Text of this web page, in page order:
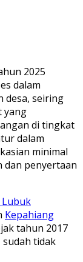
2025
dalam
desa, seiring
yang
di tingkat
dalam
minimal
dan penyertaan
Lubuk
Kepahiang
tahun 2017
sudah tidak